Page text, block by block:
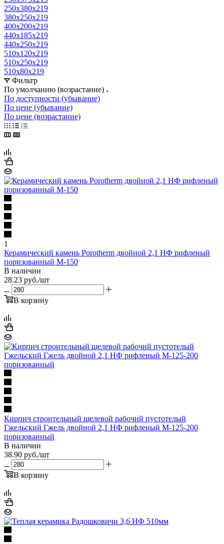
250x380x219
380x250x219
400x200x219
440x185x219
440x250x219
510x120x219
510x250x219
510x80x219
Фильтр
По умолчанию (возрастание)
По доступности (убывание)
По цене (убывание)
По цене (возрастание)
1
Керамический камень Porotherm двойной 2,1 НФ рифленый
поризованный М-150
В наличии
28.23 руб./шт
В корзину
Кирпич строительный щелевой рабочий пустотелый
Гжельский Гжель двойной 2,1 НФ рифленый М-125-200
поризованный
В наличии
38.90 руб./шт
В корзину